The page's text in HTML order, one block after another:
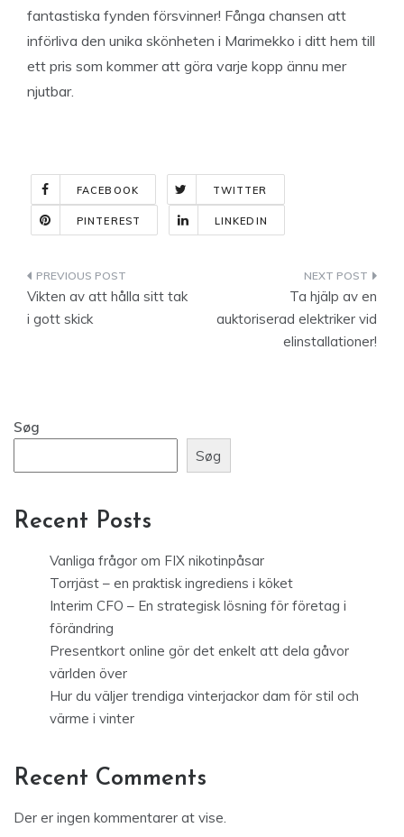
fantastiska fynden försvinner! Fånga chansen att
införliva den unika skönheten i Marimekko i ditt hem till
ett pris som kommer att göra varje kopp ännu mer
njutbar.
FACEBOOK TWITTER
PINTEREST LINKEDIN
Indlægsnavigation
Vikten av att hålla sitt tak
i gott skick
Ta hjälp av en
auktoriserad elektriker vid
elinstallationer!
Søg
Søg
Recent Posts
Vanliga frågor om FIX nikotinpåsar
Torrjäst – en praktisk ingrediens i köket
Interim CFO – En strategisk lösning för företag i
förändring
Presentkort online gör det enkelt att dela gåvor
världen över
Hur du väljer trendiga vinterjackor dam för stil och
värme i vinter
Recent Comments
Der er ingen kommentarer at vise.